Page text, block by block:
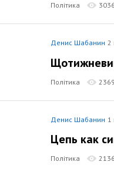
Політика 3036
Денис Шабанин 2
Політика 2369
Денис Шабанин 1
Цепь как
Політика 2136